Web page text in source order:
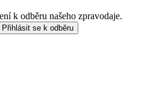
k odběru našeho zpravodaje.
Přihlásit se k odběru